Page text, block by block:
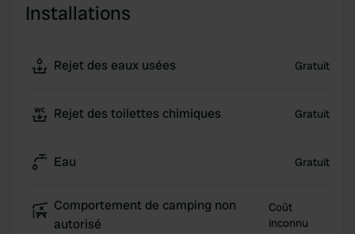
Installations
Rejet des eaux usées Gratuit
Rejet des toilettes chimiques Gratuit
Eau Gratuit
Comportement de camping non
autorisé
Coût
inconnu